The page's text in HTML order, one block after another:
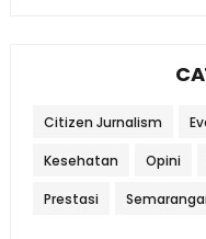
Citizen Jurnalism
Kesehatan Opini
Prestasi